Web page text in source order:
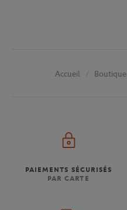
Accueil Boutique
PAIEMENTS SÉCURISÉS
PAR CARTE